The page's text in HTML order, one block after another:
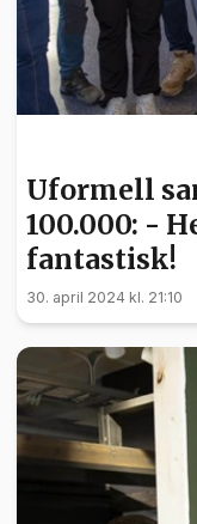
Uformell
100.000: -
fantastisk!
30. april 2024 kl. 21:10